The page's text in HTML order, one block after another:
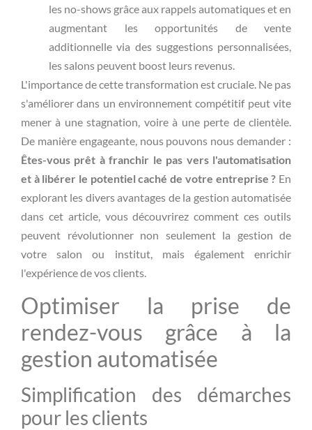
les no-shows grâce aux rappels automatiques et en
augmentant les opportunités de vente
additionnelle via des suggestions personnalisées,
les salons peuvent boost leurs revenus.
L'importance de cette transformation est cruciale. Ne pas
s'améliorer dans un environnement compétitif peut vite
mener à une stagnation, voire à une perte de clientèle.
De manière engageante, nous pouvons nous demander :
Êtes-vous prêt à franchir le pas vers l'automatisation
et à libérer le potentiel caché de votre entreprise ? En
explorant les divers avantages de la gestion automatisée
dans cet article, vous découvrirez comment ces outils
peuvent révolutionner non seulement la gestion de
votre salon ou institut, mais également enrichir
l'expérience de vos clients.
Optimiser la prise de
rendez-vous grâce à la
gestion automatisée
Simplification des démarches
pour les clients